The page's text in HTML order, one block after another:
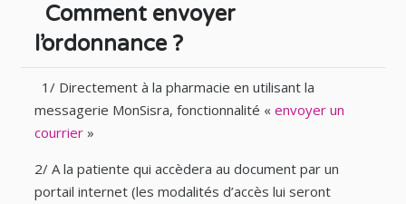
Comment envoyer
l’ordonnance ?
1/ Directement à la pharmacie en utilisant la
messagerie MonSisra, fonctionnalité « envoyer un
courrier»
2/ A la patiente qui accèdera au document par un
portail internet (les modalités d’accès lui seront